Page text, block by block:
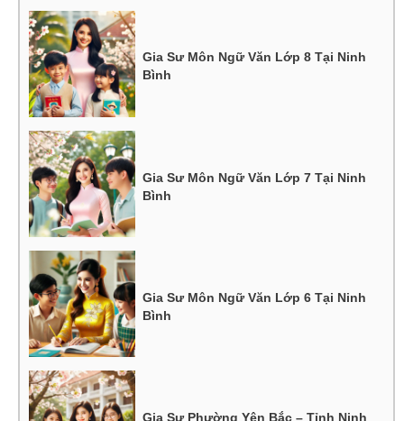
Gia Sư Môn Ngữ Văn Lớp 8 Tại Ninh
Bình
Gia Sư Môn Ngữ Văn Lớp 7 Tại Ninh
Bình
Gia Sư Môn Ngữ Văn Lớp 6 Tại Ninh
Bình
Gia Sư Phường Yên Bắc – Tỉnh Ninh